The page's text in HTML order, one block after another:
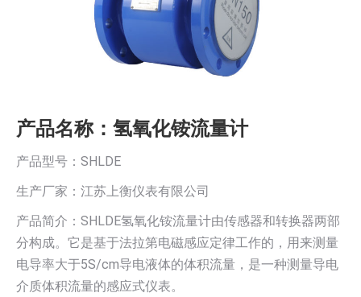
产品名称：氢氧化铵流量计
产品型号：SHLDE
生产厂家：江苏上衡仪表有限公司
产品简介：SHLDE氢氧化铵流量计由传感器和转换器两部
分构成。它是基于法拉第电磁感应定律工作的，用来测量
电导率大于5S/cm导电液体的体积流量，是一种测量导电
介质体积流量的感应式仪表。